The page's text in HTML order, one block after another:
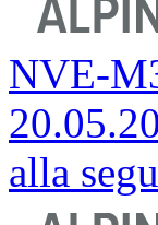
NVE-
alla